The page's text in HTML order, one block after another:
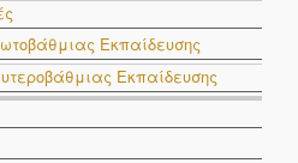
Εκπαίδευσης
Εκπαίδευσης